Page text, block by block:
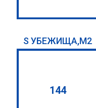
S УБЕЖИЩА,М2
144